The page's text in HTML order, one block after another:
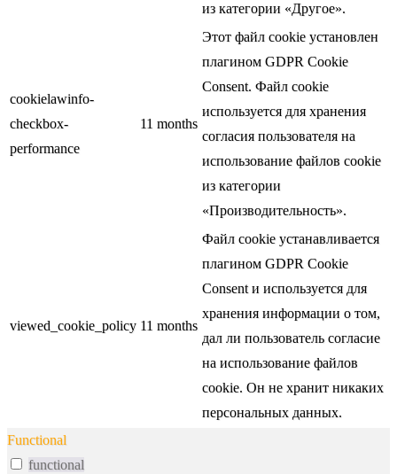
из категории «Другое».
cookielawinfo-
checkbox-
performance
11 months
Этот файл cookie установлен
плагином GDPR Cookie
Consent. Файл cookie
используется для хранения
согласия пользователя на
использование файлов cookie
из категории
«Производительность».
viewed_cookie_policy 11 months
Файл cookie устанавливается
плагином GDPR Cookie
Consent и используется для
хранения информации о том,
дал ли пользователь согласие
на использование файлов
cookie. Он не хранит никаких
персональных данных.
Functional
functional